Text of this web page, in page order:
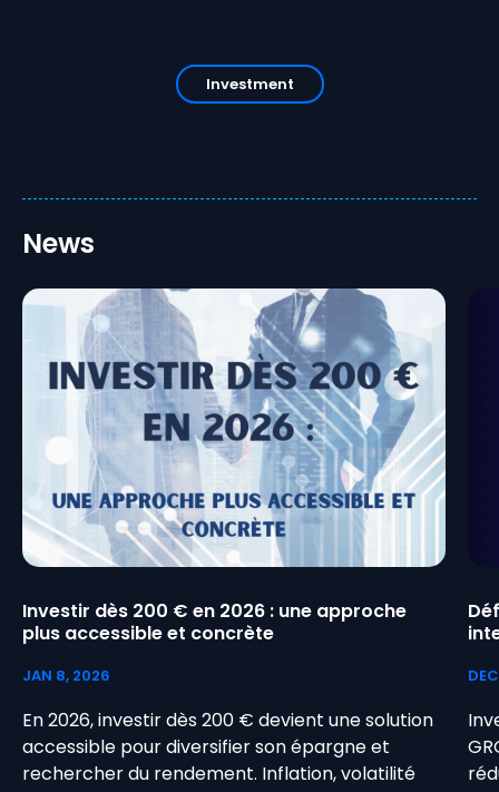
Investment
News
Investir dès 200 € en 2026 : une approche
plus accessible et concrète
JAN 8, 2026
En 2026, investir dès 200 € devient une solution
accessible pour diversifier son épargne et
rechercher du rendement. Inflation, volatilité